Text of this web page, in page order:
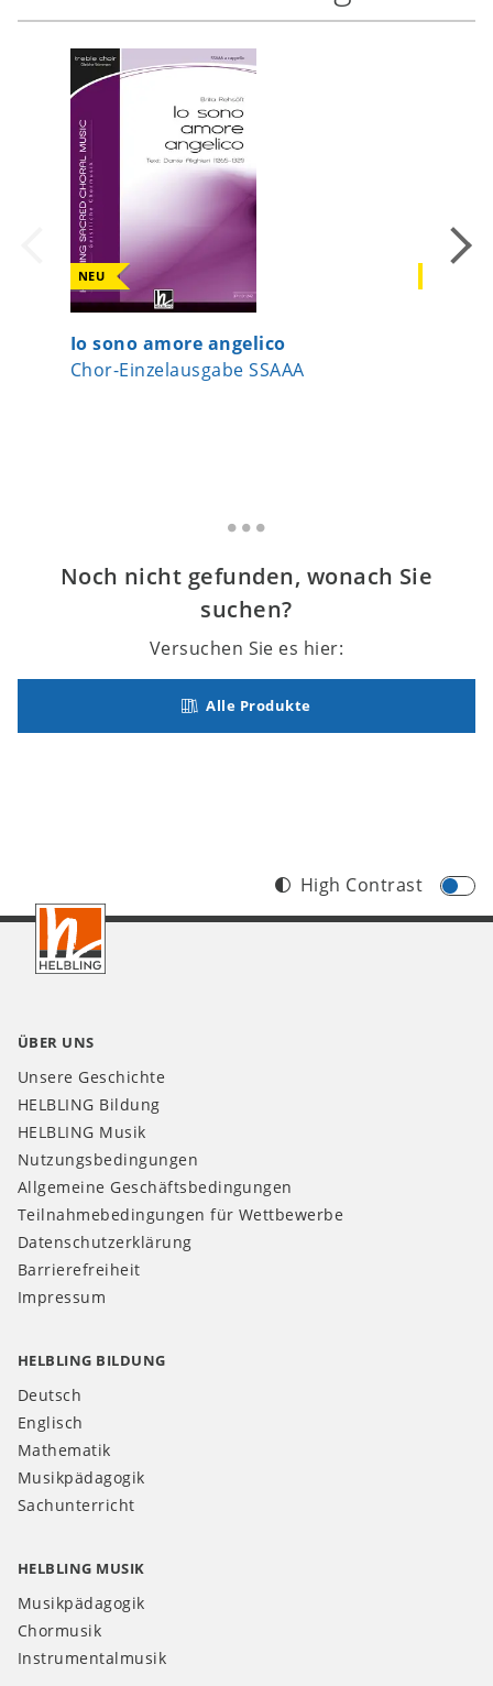
NEU
Io sono amore angelico
Chor-Einzelausgabe SSAAA
Noch nicht gefunden, wonach Sie
suchen?
Versuchen Sie es hier:
Alle Produkte
Footer
AT
High Contrast
ÜBER UNS
Unsere Geschichte
HELBLING Bildung
HELBLING Musik
Nutzungsbedingungen
Allgemeine Geschäftsbedingungen
Teilnahmebedingungen für Wettbewerbe
Datenschutzerklärung
Barrierefreiheit
Impressum
HELBLING BILDUNG
Deutsch
Englisch
Mathematik
Musikpädagogik
Sachunterricht
HELBLING MUSIK
Musikpädagogik
Chormusik
Instrumentalmusik